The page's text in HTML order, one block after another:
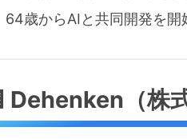
64歳からAIと共同開発を開
Dehenken（株